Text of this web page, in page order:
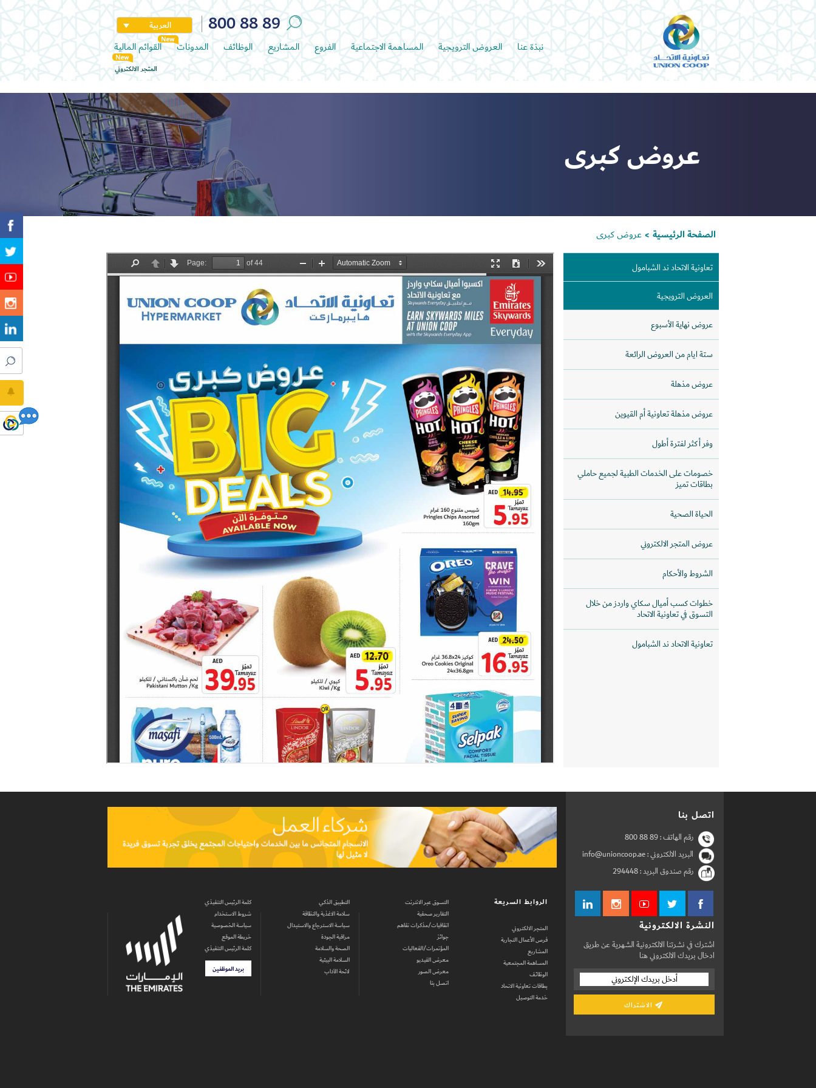
800 88 89 العربية
نبذة عنا العروض الترويجية المساهمة الاجتماعية الفروع المشاريع الوظائف المدونات القوائم المالية
المتجر الالكتروني
عروض كبرى
الصفحة الرئيسية > عروض كبرى
تعاونية الاتحاد ند الشبامول
العروض الترويجية
عروض نهاية الأسبوع
ستة ايام من العروض الرائعة
عروض مذهلة
عروض مذهلة تعاونية أم القيوين
وفر أكثر لفترة أطول
خصومات على الخدمات الطبية لجميع حاملي
بطاقات تميز
الحياة الصحية
عروض المتجر الالكتروني
الشروط والأحكام
خطوات كسب أميال سكاي واردز من خلال
التسوق في تعاونية الاتحاد
تعاونية الاتحاد ند الشبامول
اتصل بنا
رقم الهاتف :800 88 89
البريد الالكتروني : info@unioncoop.ae
رقم صندوق البريد :294448
النشرة الالكترونية
اشترك في نشرتنا الالكترونية الشهرية عن طريق
ادخال بريدك الالكتروني هنا
الروابط السريعة
المتجر الالكتروني
فرص الأعمال التجارية
المشاريع
المساهمة المجتمعية
الوظائف
بطاقات تعاونية الاتحاد
خدمة التوصيل
التسوق عبر الانترنت
التقارير صحفية
اتفاقيات/مذكرات تفاهم
جوائز
المؤتمرات/الفعاليات
معرض الفيديو
معرض الصور
اتصل بنا
التطبيق الذكي
سلامة الاغذية والنظافة
سياسة الاسترجاع والاستبدال
مراقبة الجودة
الصحة والسلامة
السلامة البيئية
لائحة الآداب
كلمة الرئيس التنفيذي
شروط الاستخدام
سياسة الخصوصية
خريطة الموقع
كلمة الرئيس التنفيذي
بريد الموظفين
Set Youtube Channel ID